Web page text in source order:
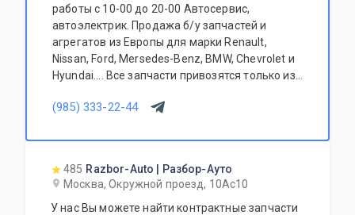
работы с 10-00 до 20-00 Автосервис,
автоэлектрик. Продажа б/у запчастей и
агрегатов из Европы для марки Renault,
Nissan, Ford, Mersedes-Benz, BMW, Chevrolet и
Hyundai.... Все запчасти привозятся только из
(985) 333-22-44
485 Razbor-Auto | Разбор-Ауто
Москва, Окружной проезд, 10Ас10
У нас Вы можете найти контрактные запчасти